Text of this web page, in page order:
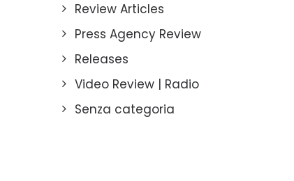
Review Articles
Press Agency Review
Releases
Video Review | Radio
Senza categoria